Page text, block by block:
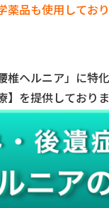
薬品も使用してお
椎ヘルニア」に特
を提供しておりま